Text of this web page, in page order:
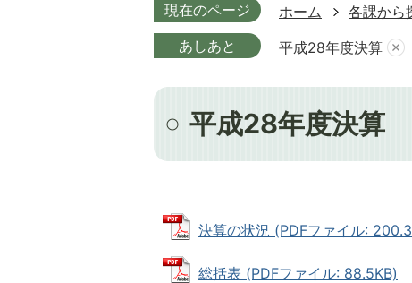
現在のページ ホーム 各課から
あしあと
平成28年度決算
平成28年度決算
決算の状況 (PDFファイル:
総括表 (PDFファイル: 88.5KB)